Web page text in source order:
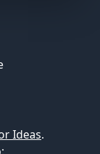
Ideas.